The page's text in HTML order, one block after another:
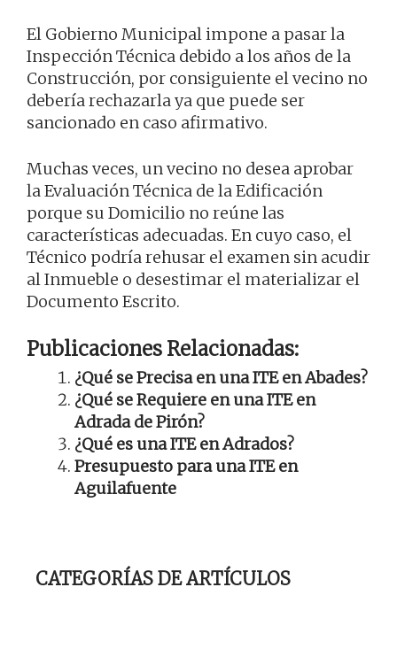
El Gobierno Municipal impone a pasar la
Inspección Técnica debido a los años de la
Construcción, por consiguiente el vecino no
debería rechazarla ya que puede ser
sancionado en caso afirmativo.
Muchas veces, un vecino no desea aprobar
la Evaluación Técnica de la Edificación
porque su Domicilio no reúne las
características adecuadas. En cuyo caso, el
Técnico podría rehusar el examen sin acudir
al Inmueble o desestimar el materializar el
Documento Escrito.
Publicaciones Relacionadas:
¿Qué se Precisa en una ITE en Abades?
¿Qué se Requiere en una ITE en
Adrada de Pirón?
¿Qué es una ITE en Adrados?
Presupuesto para una ITE en
Aguilafuente
CATEGORÍAS DE ARTÍCULOS